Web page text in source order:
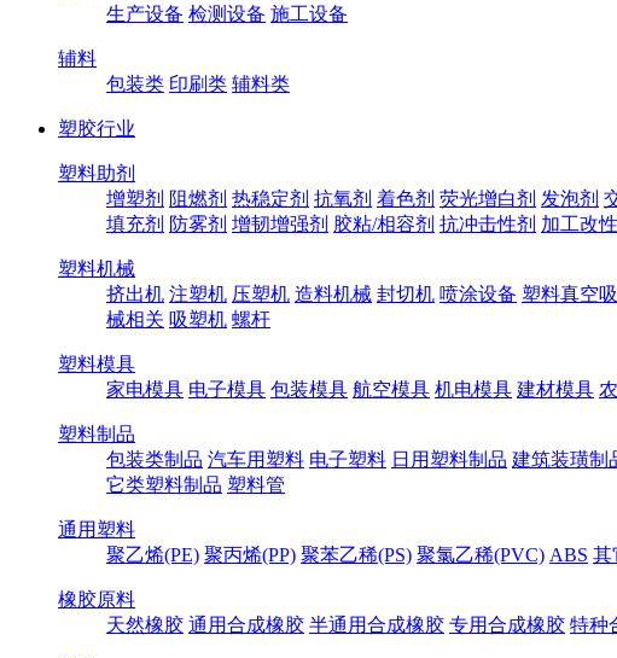
生产设备 检测设备 施工设备
辅料
包装类 印刷类 辅料类
塑胶行业
塑料助剂
增塑剂 阻燃剂 热稳定剂 抗氧剂 着色剂 荧光增白剂 发泡剂
填充剂 防雾剂 增韧增强剂 胶粘/相容剂 抗冲击性剂 加工改
塑料机械
挤出机 注塑机 压塑机 造料机械 封切机 喷涂设备 塑料真空
械相关 吸塑机 螺杆
塑料模具
家电模具 电子模具 包装模具 航空模具 机电模具 建材模具
塑料制品
包装类制品 汽车用塑料 电子塑料 日用塑料制品 建筑装璜制
它类塑料制品 塑料管
通用塑料
聚乙烯(PE) 聚丙烯(PP) 聚苯乙稀(PS) 聚氯乙稀(PVC) ABS 其
橡胶原料
天然橡胶 通用合成橡胶 半通用合成橡胶 专用合成橡胶 特种